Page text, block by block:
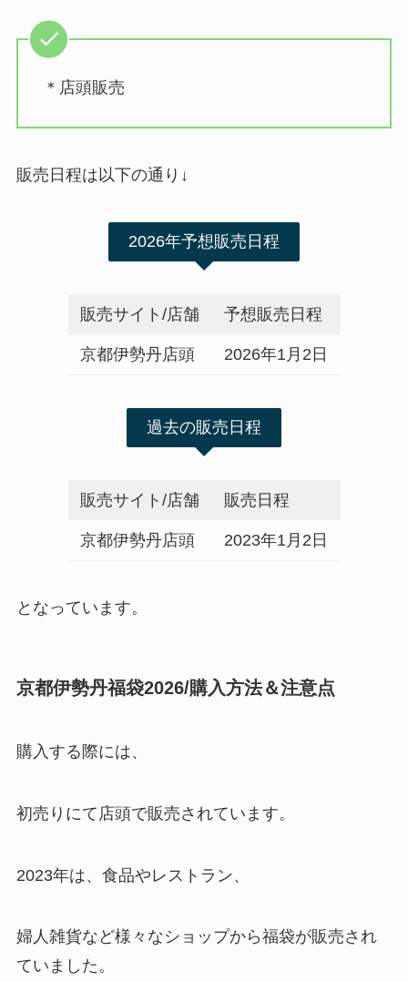
＊店頭販売
販売日程は以下の通り↓
2026年予想販売日程
販売サイト/店舗 予想販売日程
京都伊勢丹店頭 2026年1月2日
過去の販売日程
販売サイト/店舗 販売日程
京都伊勢丹店頭 2023年1月2日
となっています。
京都伊勢丹福袋2026/購入方法＆注意点
購入する際には、
初売りにて店頭で販売されています。
2023年は、食品やレストラン、
婦人雑貨など様々なショップから福袋が販売され
ていました。